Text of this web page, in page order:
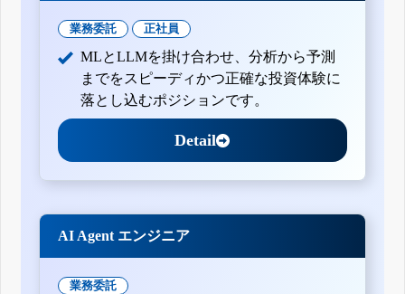
業務委託 正社員
MLとLLMを掛け合わせ、分析から予測
までをスピーディかつ正確な投資体験に
落とし込むポジションです。
Detail
AI Agent エンジニア
業務委託